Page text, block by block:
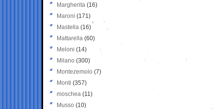
Margherita (16)
Maroni (171)
Mastella (16)
Mattarella (60)
Meloni (14)
Milano (300)
Montezemolo (7)
Monti (357)
moschea (11)
Musso (10)